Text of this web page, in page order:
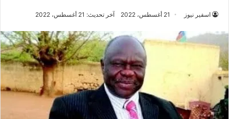
اسفير نيوز 21 أغسطس، 2022 آخر تحديث: 21 أغسطس، 2022